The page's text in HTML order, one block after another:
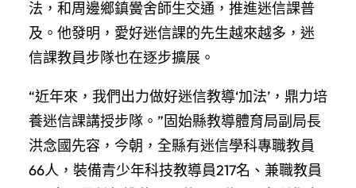
法，和周邊鄉鎮黌舍師生交通，推進迷信課普
及。他發明，愛好迷信課的先生越來越多，迷
信課教員步隊也在逐步擴展。
“近年來，我們出力做好迷信教導‘加法’，鼎力培
養迷信課講授步隊。”固始縣教導體育局副局長
洪念國先容，今朝，全縣有迷信學科專職教員
66人，裝備青少年科技教導員217名、兼職教員